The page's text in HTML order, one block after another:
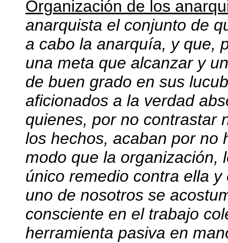
Organización de los
anarquista el conjunto de
a cabo la anarquía, y que,
una meta que alcanzar y
de buen grado en sus
aficionados a la verdad
quienes, por no contrastar
los hechos, acaban por no
modo que la organización,
único remedio contra ella
uno de nosotros se
consciente en el trabajo
herramienta pasiva en